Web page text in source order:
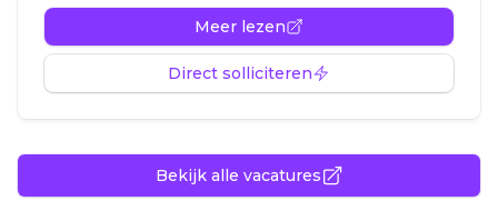
Meer lezen
Direct solliciteren
Bekijk alle vacatures